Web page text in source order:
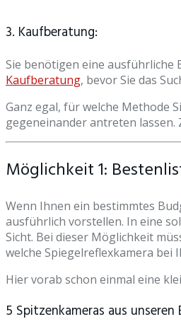
3. Kaufberatung:
Sie benötigen eine ausführliche
Kaufberatung, bevor Sie das
Ganz egal, für welche Methode
gegeneinander antreten lassen.
Möglichkeit 1:
Wenn Ihnen ein bestimmtes
ausführlich vorstellen. In eine
Sicht. Bei dieser Möglichkeit
welche Spiegelreflexkamera
Hier vorab schon einmal eine
5 Spitzenkameras aus unseren